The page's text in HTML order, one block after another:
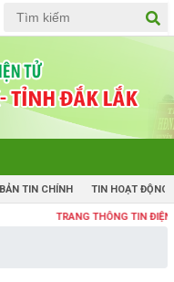
BẢN TIN CHÍNH TIN HOẠT ĐỘNG
TRANG THÔNG TIN ĐIỆN TỬ ỦY